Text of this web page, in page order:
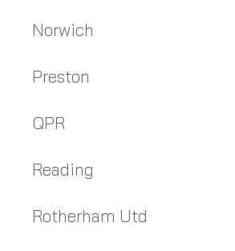
Norwich
Preston
QPR
Reading
Rotherham Utd